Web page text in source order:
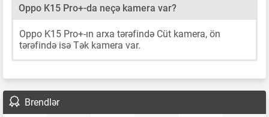
Oppo K15 Pro+-da neçə kamera var?
Oppo K15 Pro+-ın arxa tərəfində Cüt kamera, ön
tərəfində isə Tək kamera var.
Brendlər